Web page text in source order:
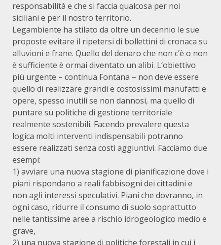
responsabilità e che si faccia qualcosa per noi
siciliani e per il nostro territorio.
Legambiente ha stilato da oltre un decennio le sue
proposte evitare il ripetersi di bollettini di cronaca su
alluvioni e frane. Quello del denaro che non c’è o non
è sufficiente è ormai diventato un alibi. L’obiettivo
più urgente – continua Fontana – non deve essere
quello di realizzare grandi e costosissimi manufatti e
opere, spesso inutili se non dannosi, ma quello di
puntare su politiche di gestione territoriale
realmente sostenibili. Facendo prevalere questa
logica molti interventi indispensabili potranno
essere realizzati senza costi aggiuntivi. Facciamo due
esempi:
1) avviare una nuova stagione di pianificazione dove i
piani rispondano a reali fabbisogni dei cittadini e
non agli interessi speculativi. Piani che dovranno, in
ogni caso, ridurre il consumo di suolo soprattutto
nelle tantissime aree a rischio idrogeologico medio e
grave,
2) una nuova stagione di politiche forestali in cui i